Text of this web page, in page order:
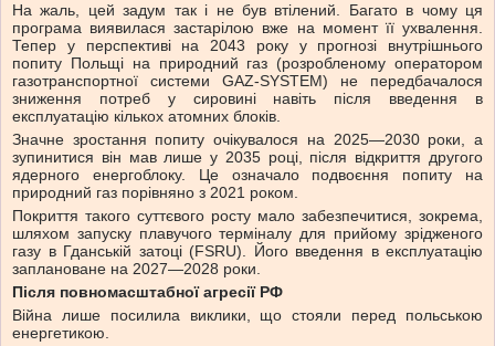
На жаль, цей задум так і не був втілений. Багато в чому ця
програма виявилася застарілою вже на момент її ухвалення.
Тепер у перспективі на 2043 року у прогнозі внутрішнього
попиту Польщі на природний газ (розробленому оператором
газотранспортної системи GAZ-SYSTEM) не передбачалося
зниження потреб у сировині навіть після введення в
експлуатацію кількох атомних блоків.
Значне зростання попиту очікувалося на 2025—2030 роки, а
зупинитися він мав лише у 2035 році, після відкриття другого
ядерного енергоблоку. Це означало подвоєння попиту на
природний газ порівняно з 2021 роком.
Покриття такого суттєвого росту мало забезпечитися, зокрема,
шляхом запуску плавучого терміналу для прийому зрідженого
газу в Гданській затоці (FSRU). Його введення в експлуатацію
заплановане на 2027—2028 роки.
Після повномасштабної агресії РФ
Війна лише посилила виклики, що стояли перед польською
енергетикою.